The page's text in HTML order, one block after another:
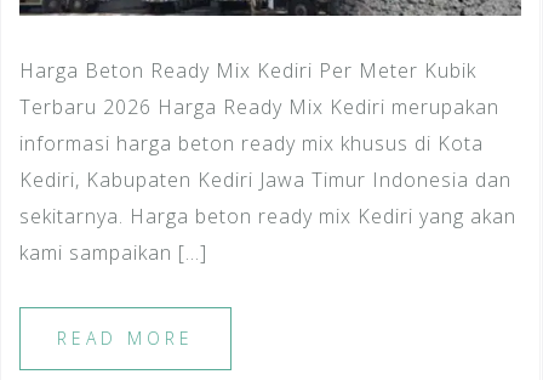
Harga Beton Ready Mix Kediri Per Meter Kubik
Terbaru 2026 Harga Ready Mix Kediri merupakan
informasi harga beton ready mix khusus di Kota
Kediri, Kabupaten Kediri Jawa Timur Indonesia dan
sekitarnya. Harga beton ready mix Kediri yang akan
kami sampaikan […]
READ MORE